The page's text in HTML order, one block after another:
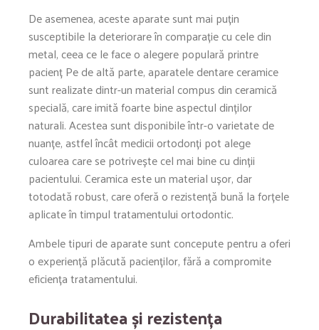
De asemenea, aceste aparate sunt mai puțin
susceptibile la deteriorare în comparație cu cele din
metal, ceea ce le face o alegere populară printre
pacienț Pe de altă parte, aparatele dentare ceramice
sunt realizate dintr-un material compus din ceramică
specială, care imită foarte bine aspectul dinților
naturali. Acestea sunt disponibile într-o varietate de
nuanțe, astfel încât medicii ortodonți pot alege
culoarea care se potrivește cel mai bine cu dinții
pacientului. Ceramica este un material ușor, dar
totodată robust, care oferă o rezistență bună la forțele
aplicate în timpul tratamentului ortodontic.
Ambele tipuri de aparate sunt concepute pentru a oferi
o experiență plăcută pacienților, fără a compromite
eficiența tratamentului.
Durabilitatea și rezistența